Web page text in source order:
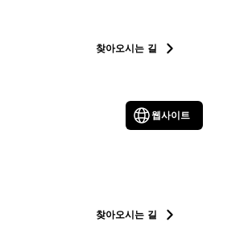
찾아오시는 길
웹사이트
찾아오시는 길